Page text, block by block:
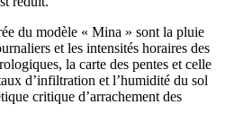
du modèle « Mina » sont la pluie
et les intensités horaires des
la carte des pentes et celle
d’infiltration et l’humidité du sol
critique d’arrachement des